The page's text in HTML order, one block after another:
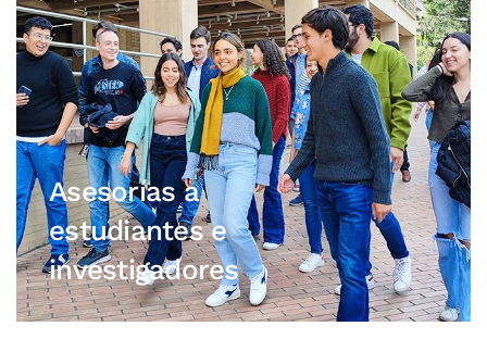
Asesorías a
estudiantes e
investigadores